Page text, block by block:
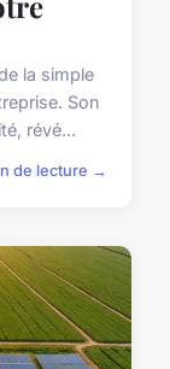
la simple
Son
révé...
de lecture →